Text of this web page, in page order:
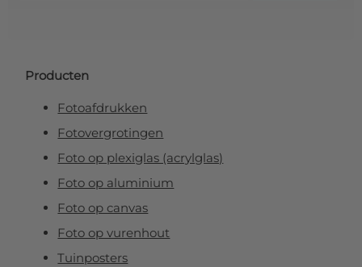
Producten
Fotoafdrukken
Fotovergrotingen
Foto op plexiglas (acrylglas)
Foto op aluminium
Foto op canvas
Foto op vurenhout
Tuinposters